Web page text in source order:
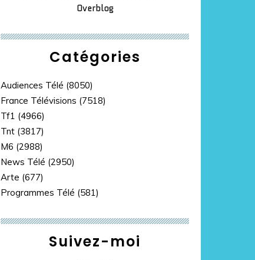
Catégories
Audiences Télé (8050)
France Télévisions (7518)
Tf1 (4966)
Tnt (3817)
M6 (2988)
News Télé (2950)
Arte (677)
Programmes Télé (581)
Overblog
Suivez-moi